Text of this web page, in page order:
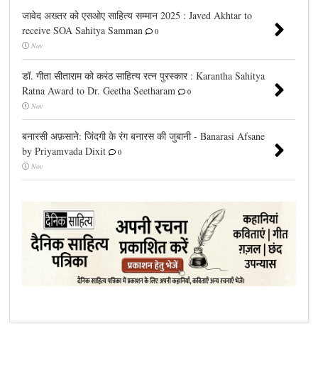
जावेद अख्तर को एसओए साहित्य सम्मान 2025 : Javed Akhtar to
receive SOA Sahitya Samman
0
Nov
डॉ. गीता सीताराम को करंठ साहित्य रत्न पुरस्कार : Karantha Sahitya
Ratna Award to Dr. Geetha Seetharam
0
Nov
बनारसी अफ़साने: जिंदगी के रंग बनारस की जुबानी - Banarasi Afsane
by Priyamvada Dixit
0
Nov